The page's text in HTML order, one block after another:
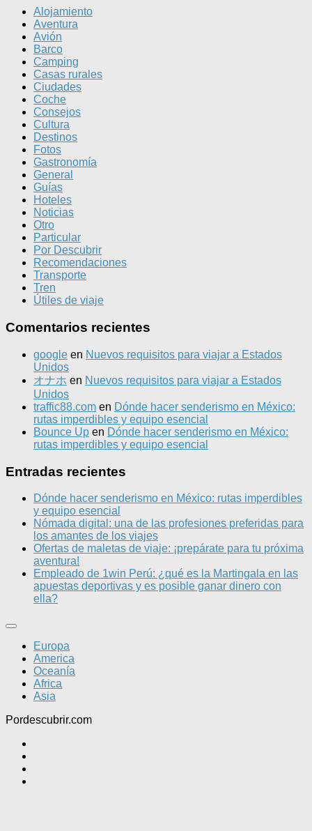
Alojamiento
Aventura
Avión
Barco
Camping
Casas rurales
Ciudades
Coche
Consejos
Cultura
Destinos
Fotos
Gastronomía
General
Guías
Hoteles
Noticias
Otro
Particular
Por Descubrir
Recomendaciones
Transporte
Tren
Útiles de viaje
Comentarios recientes
google en Nuevos requisitos para viajar a Estados
Unidos
オナホ en Nuevos requisitos para viajar a Estados
Unidos
traffic88.com en Dónde hacer senderismo en México:
rutas imperdibles y equipo esencial
Bounce Up en Dónde hacer senderismo en México:
rutas imperdibles y equipo esencial
Entradas recientes
Dónde hacer senderismo en México: rutas imperdibles
y equipo esencial
Nómada digital: una de las profesiones preferidas para
los amantes de los viajes
Ofertas de maletas de viaje: ¡prepárate para tu próxima
aventura!
Empleado de 1win Perú: ¿qué es la Martingala en las
apuestas deportivas y es posible ganar dinero con
ella?
Europa
America
Oceanía
Africa
Asia
Pordescubrir.com